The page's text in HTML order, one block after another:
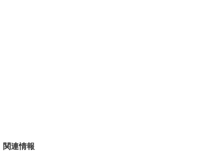
関連情報